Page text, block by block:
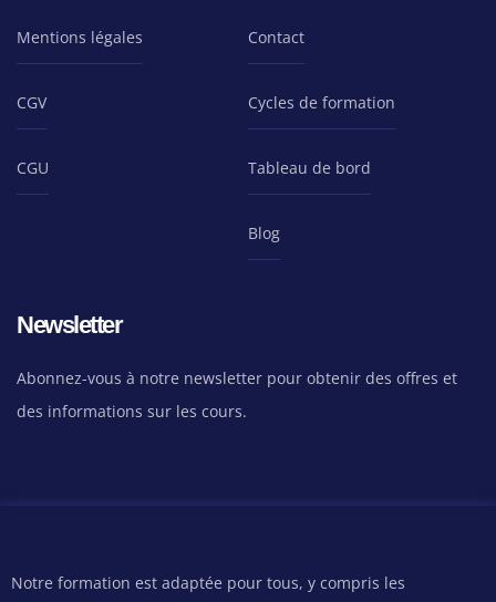
Mentions légales
CGV
CGU
Contact
Cycles de formation
Tableau de bord
Blog
Newsletter
Abonnez-vous à notre newsletter pour obtenir des offres et
des informations sur les cours.
Notre formation est adaptée pour tous, y compris les